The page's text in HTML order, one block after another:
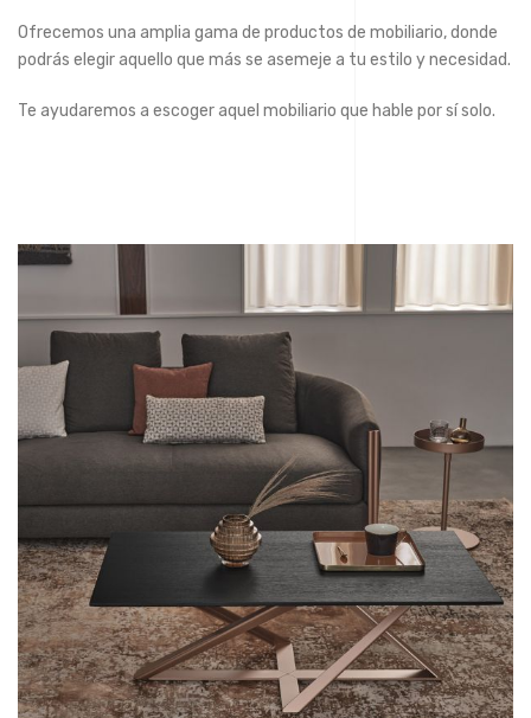
Ofrecemos una amplia gama de productos de mobiliario, donde
podrás elegir aquello que más se asemeje a tu estilo y necesidad.
Te ayudaremos a escoger aquel mobiliario que hable por sí solo.